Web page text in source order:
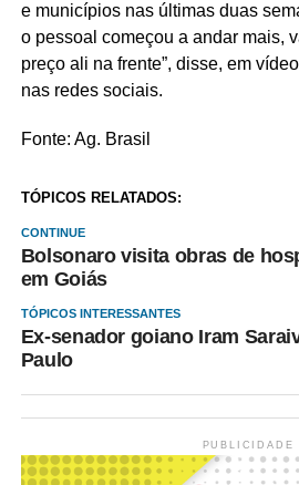
e municípios nas últimas duas
o pessoal começou a andar mais,
preço ali na frente”, disse, em
nas redes sociais.
Fonte: Ag. Brasil
TÓPICOS RELATADOS:
CONTINUE
Bolsonaro visita obras de
em Goiás
TÓPICOS INTERESSANTES
Ex-senador goiano Iram
Paulo
PUBLICIDADE